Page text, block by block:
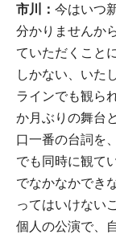
市川： 今はいつ
分かりませんか
ていただくこと
しかない、いた
ラインでも観ら
か月ぶりの舞台
口一番の台詞を
でも同時に観て
でなかなかでき
ってはいけない
個人の公演で、